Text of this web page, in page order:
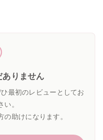
ありません
最初のレビューとしてお
い。
助けになります。